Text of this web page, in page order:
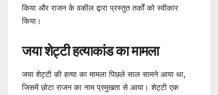
किया और राजन के वकील द्वारा प्रस्तुत तर्कों को स्वीकार
किया।
जया शेट्टी हत्याकांड का मामला
जया शेट्टी की हत्या का मामला पिछले साल सामने आया था,
जिसमें छोटा राजन का नाम प्रमुखता से आया। शेट्टी एक